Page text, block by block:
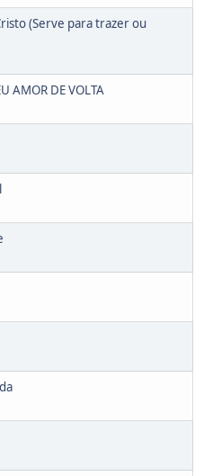
(Serve para trazer ou
AMOR DE VOLTA